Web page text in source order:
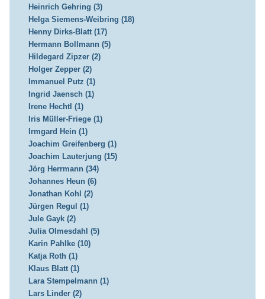
Heinrich Gehring (3)
Helga Siemens-Weibring (18)
Henny Dirks-Blatt (17)
Hermann Bollmann (5)
Hildegard Zipzer (2)
Holger Zepper (2)
Immanuel Putz (1)
Ingrid Jaensch (1)
Irene Hechtl (1)
Iris Müller-Friege (1)
Irmgard Hein (1)
Joachim Greifenberg (1)
Joachim Lauterjung (15)
Jörg Herrmann (34)
Johannes Heun (6)
Jonathan Kohl (2)
Jürgen Regul (1)
Jule Gayk (2)
Julia Olmesdahl (5)
Karin Pahlke (10)
Katja Roth (1)
Klaus Blatt (1)
Lara Stempelmann (1)
Lars Linder (2)